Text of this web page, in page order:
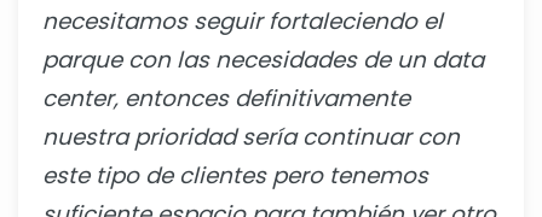
necesitamos seguir fortaleciendo el
parque con las necesidades de un data
center, entonces definitivamente
nuestra prioridad sería continuar con
este tipo de clientes pero tenemos